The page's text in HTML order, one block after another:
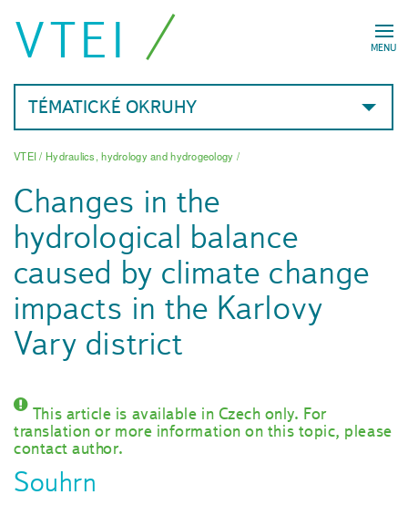
MENU
VTEI
TÉMATICKÉ OKRUHY
VTEI/ Hydraulics, hydrology and hydrogeology /
Changes in the
hydrological balance
caused by climate change
impacts in the Karlovy
Vary district
This article is available in Czech only. For
translation or more information on this topic, please
contact author.
Souhrn